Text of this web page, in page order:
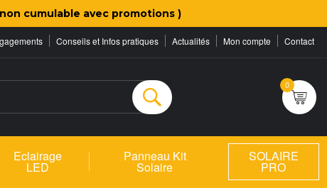
cumulable avec promotions )
Conseils et Infos pratiques Actualités Mon compte Contact
Rechercher
0
Eclairage
LED
Panneau Kit
Solaire
SOLAIRE
PRO